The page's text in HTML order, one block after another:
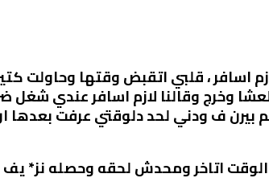
اسافر ، قلبي اتقبض وقتها وحاولت
وخرج وقالنا لازم اسافر عندي شغل
ف ودني لحد دلوقتي عرفت بعدها
اتاخر ومحدش لحقه وحصله نز* يف